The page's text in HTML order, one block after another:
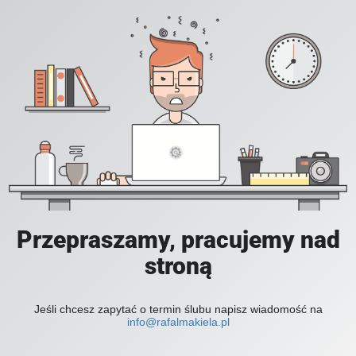
Przepraszamy, pracujemy nad
stroną
Jeśli chcesz zapytać o termin ślubu napisz wiadomość na
info@rafalmakiela.pl